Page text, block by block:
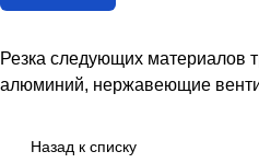
Резка следующих материалов
алюминий, нержавеющие
Назад к списку